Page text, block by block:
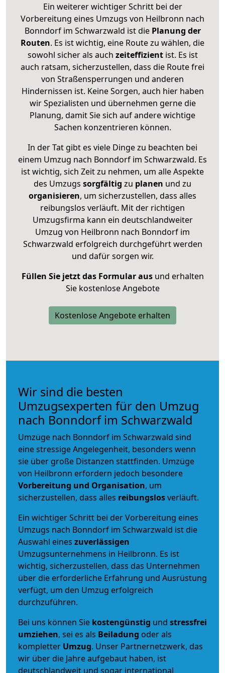
Ein weiterer wichtiger Schritt bei der
Vorbereitung eines Umzugs von Heilbronn nach
Bonndorf im Schwarzwald ist diePlanung der
Routen. Es ist wichtig, eine Route zu wählen, die
sowohl sicher als auch zeiteffizientist. Es ist
auch ratsam, sicherzustellen, dass die Route frei
von Straßensperrungen und anderen
Hindernissen ist. Keine Sorgen, auch hier haben
wir Spezialisten und übernehmen gerne die
Planung, damit Sie sich auf andere wichtige
Sachen konzentrieren können.
In der Tat gibt es viele Dinge zu beachten bei
einem Umzug nach Bonndorf im Schwarzwald. Es
ist wichtig, sich Zeit zu nehmen, um alle Aspekte
des Umzugs sorgfältig zu planen und zu
organisieren, um sicherzustellen, dass alles
reibungslos verläuft. Mit der richtigen
Umzugsfirma kann ein deutschlandweiter
Umzug von Heilbronn nach Bonndorf im
Schwarzwald erfolgreich durchgeführt werden
und dafür sorgen wir.
Füllen Sie jetzt das Formular ausund erhalten
Sie kostenlose Angebote
Kostenlose Angebote erhalten
Wir sind die besten
Umzugsexperten für den Umzug
nach Bonndorf im Schwarzwald
Umzüge nach Bonndorf im Schwarzwald sind
eine stressige Angelegenheit, besonders wenn
sie über große Distanzen stattfinden. Umzüge
von Heilbronn erfordern jedoch besondere
Vorbereitung und Organisation, um
sicherzustellen, dass alles reibungslosverläuft.
Ein wichtiger Schritt bei der Vorbereitung eines
Umzugs nach Bonndorf im Schwarzwald ist die
Auswahl eines zuverlässigen
Umzugsunternehmens in Heilbronn. Es ist
wichtig, sicherzustellen, dass das Unternehmen
über die erforderliche Erfahrung und Ausrüstung
verfügt, um den Umzug erfolgreich
durchzuführen.
Bei uns können Sie kostengünstig und stressfrei
umziehen, sei es als Beiladung oder als
kompletter Umzug. Unser Partnernetzwerk, das
wir über die Jahre aufgebaut haben, ist
deutschlandweit und sogar international